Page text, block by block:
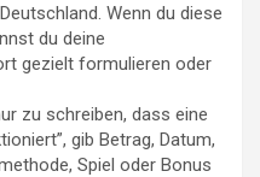
Wenn du diese
du deine
gezielt formulieren oder
zu schreiben, dass eine
gib Betrag, Datum,
Spiel oder Bonus